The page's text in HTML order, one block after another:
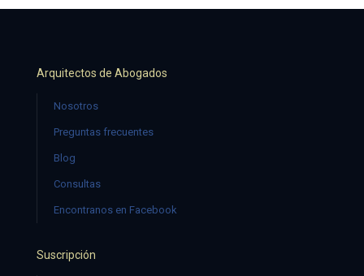
Arquitectos de Abogados
Nosotros
Preguntas frecuentes
Blog
Consultas
Encontranos en Facebook
Suscripción